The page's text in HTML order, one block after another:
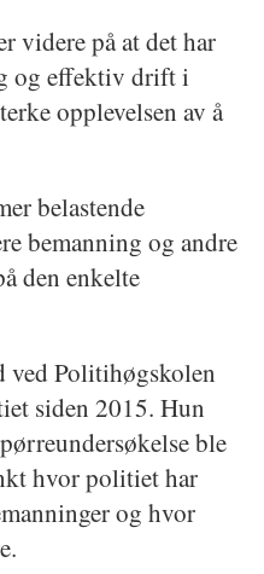
videre på at det har
og effektiv drift i
opplevelsen av å
belastende
bemanning og andre
den enkelte
ved Politihøgskolen
siden 2015. Hun
ble
hvor politiet har
og hvor